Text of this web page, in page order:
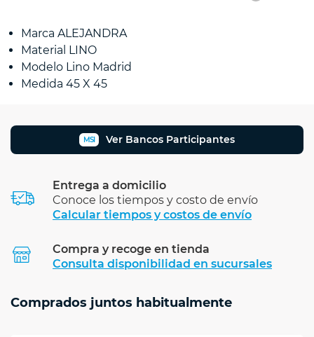
Marca ALEJANDRA
Material LINO
Modelo Lino Madrid
Medida 45 X 45
MSI Ver Bancos Participantes
Entrega a domicilio
Conoce los tiempos y costo de envío
Calcular tiempos y costos de envío
Compra y recoge en tienda
Consulta disponibilidad en sucursales
Comprados juntos habitualmente